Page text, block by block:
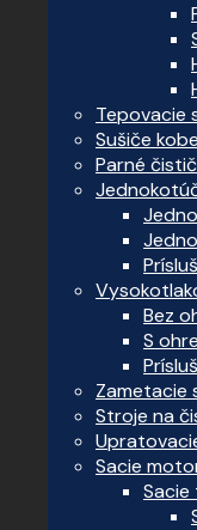
Tepovacie
Sušiče
Parné
Bez
S
Zametacie
Stroje na
Sacie